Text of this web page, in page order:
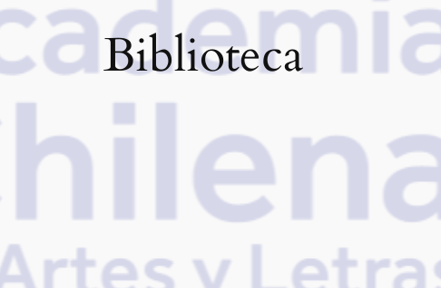
Biblioteca